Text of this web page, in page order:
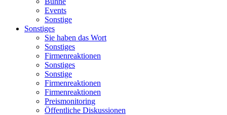
Events
Sonstige
Sonstiges
Sie haben das Wort
Sonstiges
Firmenreaktionen
Sonstiges
Sonstige
Firmenreaktionen
Firmenreaktionen
Preismonitoring
Öffentliche Diskussionen